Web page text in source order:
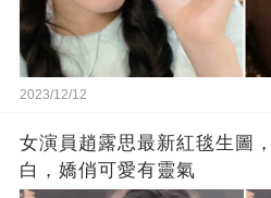
2023/12/12
女演員趙露思最新紅毯生圖
白，嬌俏可愛有靈氣